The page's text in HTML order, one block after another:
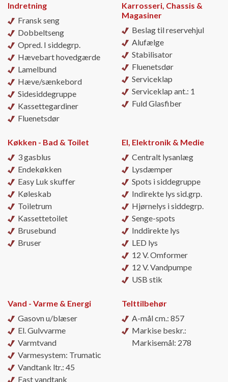
Indretning
Fransk seng
Dobbeltseng
Opred. I siddegrp.
Hævebart hovedgærde
Lamelbund
Hæve/sænkebord
Sidesiddegruppe
Kassettegardiner
Fluenetsdør
Karrosseri, Chassis &
Magasiner
Beslag til reservehjul
Alufælge
Stabilisator
Fluenetsdør
Serviceklap
Serviceklap ant.: 1
Fuld Glasfiber
Køkken - Bad & Toilet
3 gasblus
Endekøkken
Easy Luk skuffer
Køleskab
Toiletrum
Kassettetoilet
Brusebund
Bruser
El, Elektronik & Medie
Centralt lysanlæg
Lysdæmper
Spots i siddegruppe
Indirekte lys sid.grp.
Hjørnelys i siddegrp.
Senge-spots
Inddirekte lys
LED lys
12 V. Omformer
12 V. Vandpumpe
USB stik
Vand - Varme & Energi
Gasovn u/blæser
El. Gulvvarme
Varmtvand
Varmesystem: Trumatic
Vandtank ltr.: 45
Fast vandtank
Telttilbehør
A-mål cm.: 857
Markise beskr.:
Markisemål: 278